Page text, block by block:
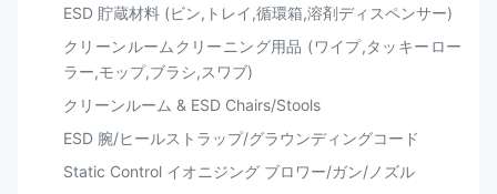
ESD 貯蔵材料 (ビン,トレイ,循環箱,溶剤ディスペンサー)
クリーンルームクリーニング用品 (ワイプ,タッキーロー
ラー,モップ,ブラシ,スワブ)
クリーンルーム & ESD Chairs/Stools
ESD 腕/ヒールストラップ/グラウンディングコード
Static Control イオニジング ブロワー/ガン/ノズル